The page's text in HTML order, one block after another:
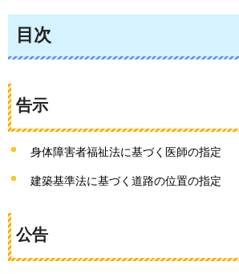
目次
告示
身体障害者福祉法に基づく医師の指定
建築基準法に基づく道路の位置の指定
公告